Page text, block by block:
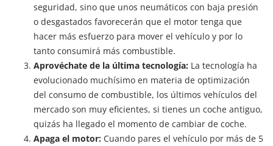
seguridad, sino que unos neumáticos con baja presión
o desgastados favorecerán que el motor tenga que
hacer más esfuerzo para mover el vehículo y por lo
tanto consumirá más combustible.
Aprovéchate de la última tecnología: La tecnología ha
evolucionado muchísimo en materia de optimización
del consumo de combustible, los últimos vehículos del
mercado son muy eficientes, si tienes un coche antiguo,
quizás ha llegado el momento de cambiar de coche.
Apaga el motor: Cuando pares el vehículo por más de 5